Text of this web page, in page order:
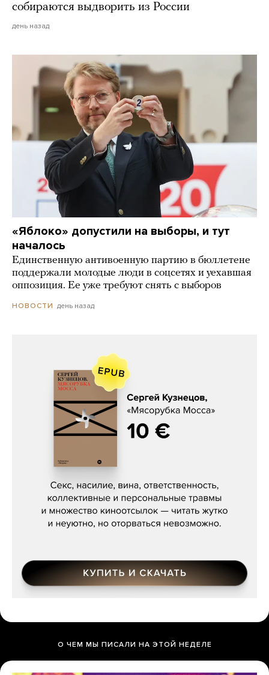
собираются выдворить из России
день назад
«Яблоко» допустили на выборы, и тут
началось
Единственную антивоенную партию в бюллетене
поддержали молодые люди в соцсетях и уехавшая
оппозиция. Ее уже требуют снять с выборов
НОВОСТИ день назад
Сергей Кузнецов, «Мясорубка
О ЧЕМ МЫ ПИСАЛИ НА ЭТОЙ НЕДЕЛЕ